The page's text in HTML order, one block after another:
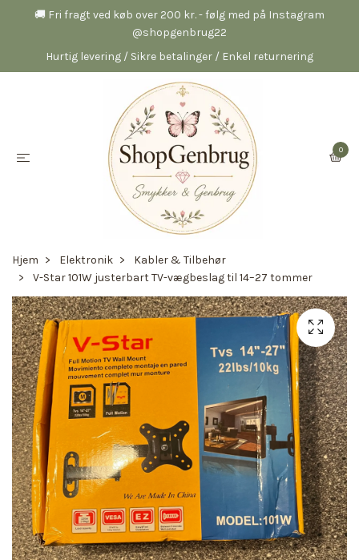
🚚 Fri fragt ved køb over 200 kr. - følg med på Instagram
@shopgenbrug22
Hurtig levering / Sikre betalinger / Enkel returnering
0
Hjem Elektronik
Kabler & Tilbehør
V-Star 101W justerbart TV-vægbeslag til 14–27 tommer